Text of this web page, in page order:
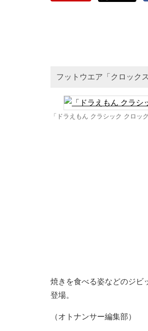
フットウエア「クロック
「ドラえもん クラシック クロッグ
焼きを食べる姿などのジビ
登場。
（オトナンサー編集部）